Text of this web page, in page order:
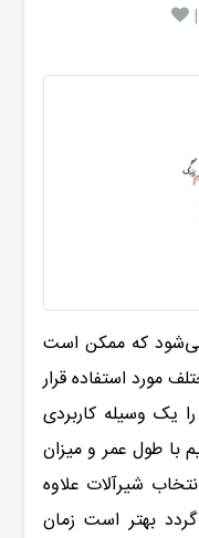
|
که ممکن است
مورد استفاده قرار
یک وسیله کاربردی
با طول عمر و میزان
شیرآلات علاوه
بهتر است زمان